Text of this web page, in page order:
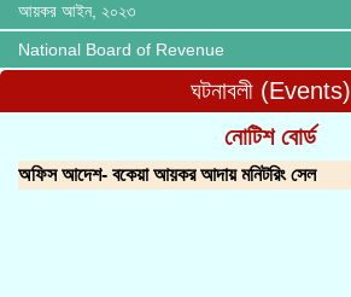
আয়কর আইন, ২০২৩
National Board of Revenue
ঘটনাবলী (Events)
নোটিশ বোর্ড
অফিস আদেশ- বকেয়া আয়কর আদায় মনিটরিং সেল